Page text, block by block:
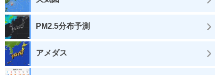
PM2.5分布予測
アメダス